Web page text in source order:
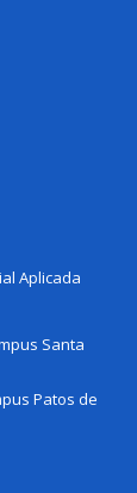
Aplicada
Santa
Patos de